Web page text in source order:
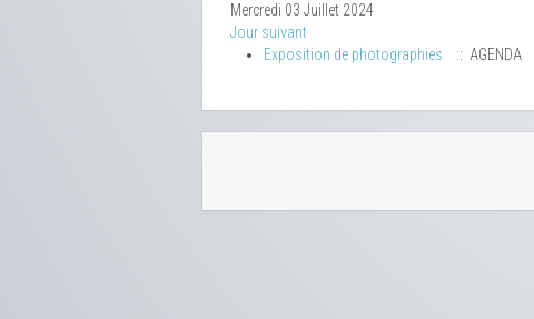
Mercredi 03 Juillet 2024
Jour suivant
Exposition de photographies
:: AGENDA